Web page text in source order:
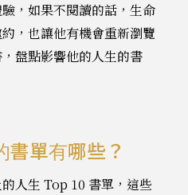
，如果不閱讀的話，生命
，也讓他有機會重新瀏覽
盤點影響他的人生的書
書單有哪些？
人生 Top 10 書單，這些